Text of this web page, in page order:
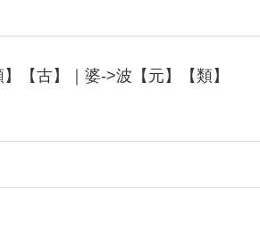
【古】｜婆->波【元】【類】